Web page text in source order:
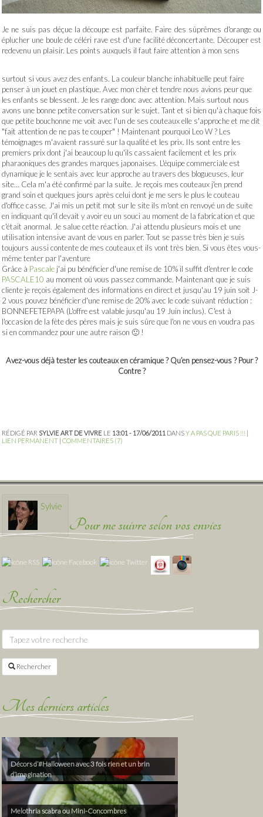
Je ne suis pas déçue la découpe est parfaite. Faire des sûprêmes d'orange ou
éplucher une boule de céléri rave est d'une facilité déconcertante. Découper est
redevenu un plaisir. Les points auxquels il faut faire attention à mon sens
surtout si vous avez des enfants. La couleur blanche inhabituelle peut faire
penser à un jouet en plastique. Avec mon chèr et tendre nous avions peur que
les enfants se blessent. Je les range donc avec attention. Mais surtout nous
avons une bonne petite conversation sur le sujet. Tant et si bien qu'à chaque fois
que petite bouchonne me voit avec l'un de ses couteaux elle s'approche et me dit
"fait attention de ne pas te couper" ! Maintenant pourquoi Leo W ? Les
témoignages m'avaient rassuré sur la qualité et les prix. Ils sont entre les
premiers prix dont j'ai beaucoup lu qu'ils cassaient facilement et les prix
pharaoniques des grandes marques japonaises. L'équipe commerciale est
dynamique je le sentais avec leur approche au travers des blogueuses, leur
site… Cela m'a été confirmé par la suite. Je reçois mes couteaux j'en prend
grand soin et quelques jours après celui dont je me sers le plus le couteau
d'office casse. J'ai mis un petit mot sur le site ils m'ont en renvoyé un de suite
en indiquant qu'il devait y avoir eu un souci au moment de la fabrication et que
c'était anormal. Je salue cette réaction. J'ai attendu plusieurs mois et une
utilisation intensive avant de vous en parler. Tout se passe très bien je suis
toujours aussi contente de mes couteaux et ils vont très bien. Si vous êtes vous-
même tenter par l'aventure
Grâce à Pascale j'ai pu bénéficier d'une remise de 10% il suffit d'entrer le code
PASCALE10 au moment où vous passez commande. Maintenant que je suis
cliente je reçois également des informations en direct et jusqu'au 19 juin soit J-
2 vous pouvez bénéficier d'une remise de 20% avec le code suivant réduction :
BONNEFETEPAPA (L'offre est valable jusqu'au 19 Juin inclus). C'est à
l'occasion de la fète des pères mais je suis sûre que l'on ne vous en voudra pas
si en commandez pour une autre raison 🙂 !
Avez-vous déjà tester les couteaux en céramique ? Qu’en pensez-vous ? Pour ?
Contre ?
RÉDIGÉ PAR SYLVIE ART DE VIVRE LE 13:01 - 17/06/2011 DANSY A PAS QUE PARIS !!!
LIEN PERMANENT COMMENTAIRES (7)
Sylvie
Pour me suivre selon vos envies
Rechercher
Rechercher
Mes derniers articles
Décors d’#Halloween avec 3 fois rien et un brin
d’imagination
Melothria scabra ou Mini-Concombres